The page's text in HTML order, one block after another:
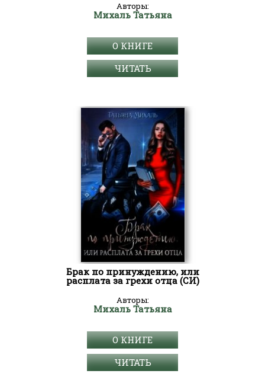
Авторы:
Михаль Татьяна
О КНИГЕ
ЧИТАТЬ
Брак по принуждению, или
расплата за грехи отца (СИ)
Авторы:
Михаль Татьяна
О КНИГЕ
ЧИТАТЬ